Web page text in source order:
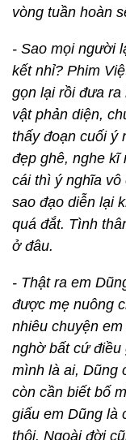
vòng tuần hoàn
- Sao mọi người
kết nhỉ? Phim
gọn lại rồi đưa ra
vật phản diện,
thấy đoạn cuối ý
đẹp ghê, nghe kĩ
cái thì ý nghĩa
sao đạo diễn lại
quá đắt. Tình
ở đâu.
- Thật ra em
được mẹ nuông
nhiêu chuyện
nghờ bất cứ điều
mình là ai, Dũng
còn cần biết bố
giấu em Dũng là
thôi. Ngoài đời